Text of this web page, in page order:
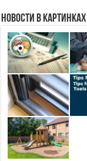
Новости в картинках